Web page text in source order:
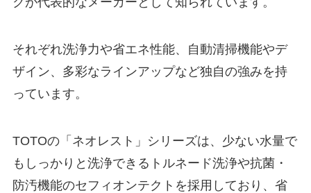
それぞれ洗浄力や省エネ性能、自動清掃機能やデ
ザイン、多彩なラインアップなど独自の強みを持
っています。
TOTOの「ネオレスト」シリーズは、少ない水量で
もしっかりと洗浄できるトルネード洗浄や抗菌・
防汚機能のセフィオンテクトを採用しており、省